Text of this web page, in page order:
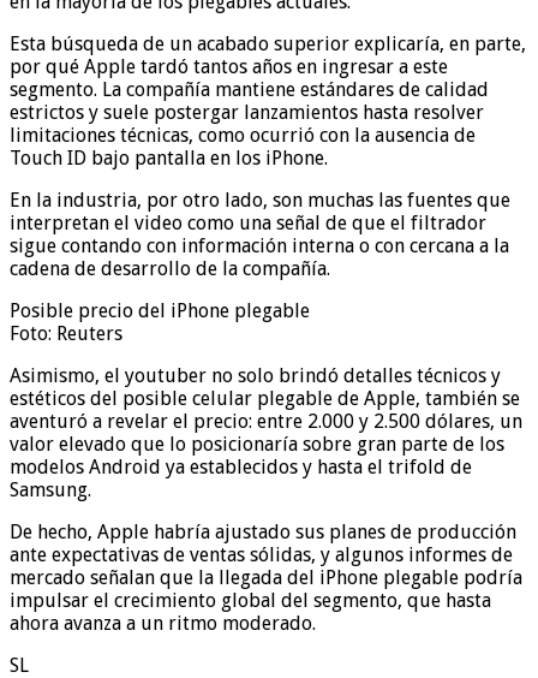
Esta búsqueda de un acabado superior explicaría, en parte,
por qué Apple tardó tantos años en ingresar a este
segmento. La compañía mantiene estándares de calidad
estrictos y suele postergar lanzamientos hasta resolver
limitaciones técnicas, como ocurrió con la ausencia de
Touch ID bajo pantalla en los iPhone.
En la industria, por otro lado, son muchas las fuentes que
interpretan el video como una señal de que el filtrador
sigue contando con información interna o con cercana a la
cadena de desarrollo de la compañía.
Posible precio del iPhone plegable
Foto: Reuters
Asimismo, el youtuber no solo brindó detalles técnicos y
estéticos del posible celular plegable de Apple, también se
aventuró a revelar el precio: entre 2.000 y 2.500 dólares, un
valor elevado que lo posicionaría sobre gran parte de los
modelos Android ya establecidos y hasta el trifold de
Samsung.
De hecho, Apple habría ajustado sus planes de producción
ante expectativas de ventas sólidas, y algunos informes de
mercado señalan que la llegada del iPhone plegable podría
impulsar el crecimiento global del segmento, que hasta
ahora avanza a un ritmo moderado.
SL